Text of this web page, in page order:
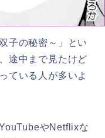
子の秘密～」
とい
途中まで見たけど
ている人が多いよ
やNetflixな